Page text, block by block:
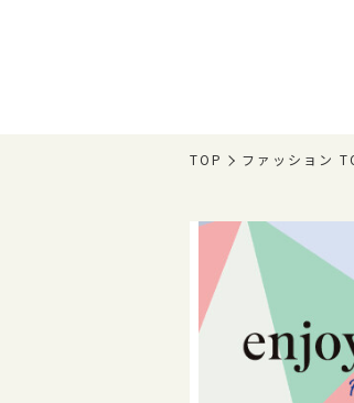
TOP ファッション